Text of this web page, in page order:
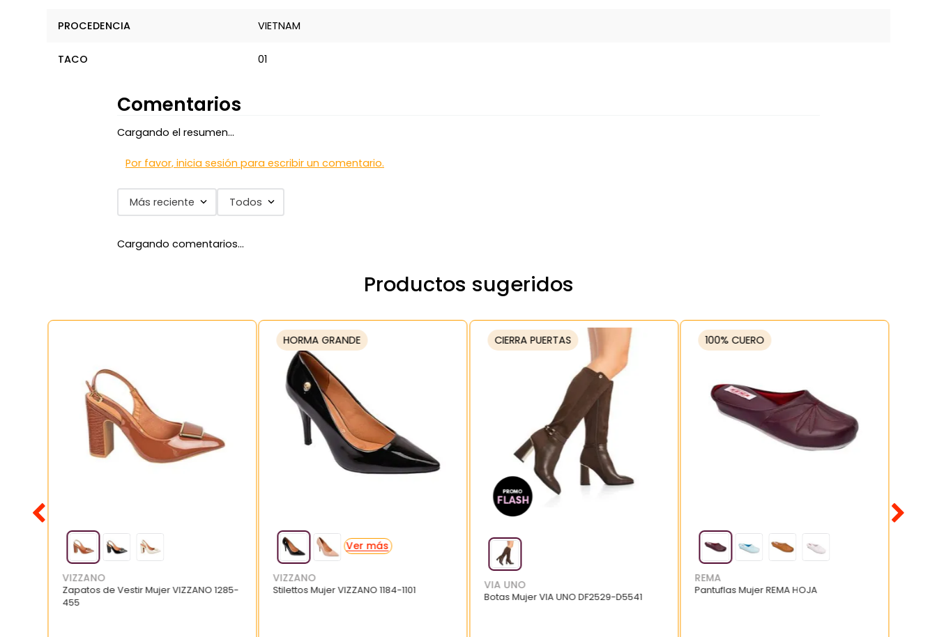
PROCEDENCIA VIETNAM
TACO 01
Comentarios
Cargando el resumen…
Por favor, inicia sesión para escribir un comentario.
Más reciente Todos
Cargando comentarios…
Productos sugeridos
VIZZANO
Zapatos de Vestir Mujer VIZZANO 1285-
455
HORMA GRANDE
VIZZANO
Stilettos Mujer VIZZANO 1184-1101
CIERRA PUERTAS
VIA UNO
Botas Mujer VIA UNO DF2529-D5541
100% CUERO
REMA
Pantuflas Mujer REMA HOJA